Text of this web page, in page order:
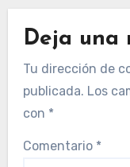
Deja una
Tu dirección de
publicada. Los
con *
Comentario *